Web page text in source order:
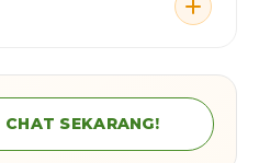
CHAT SEKARANG!